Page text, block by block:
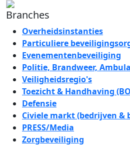
Branches
Overheidsinstanties
Particuliere
Evenementenbeveiliging
Politie, Brandweer,
Veiligheidsregio's
Toezicht & Handhaving
Defensie
Civiele markt (bedrijven &
PRESS/Media
Zorgbeveiliging